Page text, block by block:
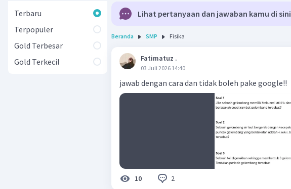
Terbaru
Terpopuler
Gold Terbesar
Gold Terkecil
Lihat pertanyaan dan jawaban kamu di sini
Beranda SMP Fisika
Fatimatuz .
03 Juli 2026 14:40
jawab dengan cara dan tidak boleh pake google!!
10 2